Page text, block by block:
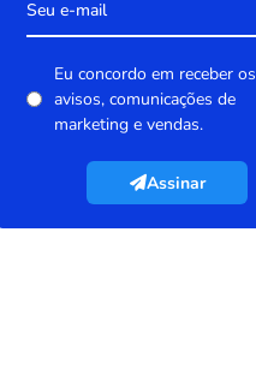
Eu concordo em receber os
avisos, comunicações de
marketing e vendas.
Assinar